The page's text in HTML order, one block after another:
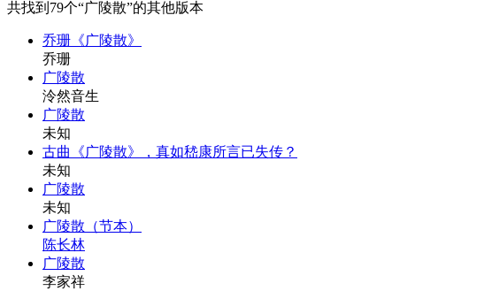
共找到 79个“广陵散”的其他版本
乔珊《广陵散》
乔珊
广陵散
泠然音生
广陵散
未知
古曲《广陵散》，真如嵇康所言已失传？
未知
广陵散
未知
广陵散（节本）
陈长林
广陵散
李家祥